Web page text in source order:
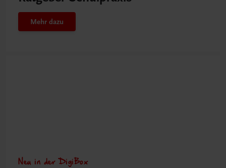
Mehr dazu
Neu in der DigiBox